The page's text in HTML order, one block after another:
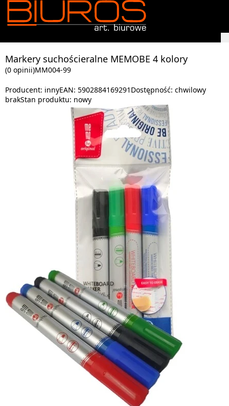
Markery suchościeralne MEMOBE 4 kolory
(0 opinii)MM004-99
Producent: innyEAN: 5902884169291 Dostępność: chwilowy
brakStan produktu: nowy